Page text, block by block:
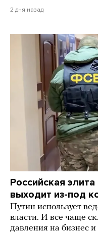
2 дня назад
Российская
выходит из-под
Путин использует
власти. И все чаще
давления на бизнес